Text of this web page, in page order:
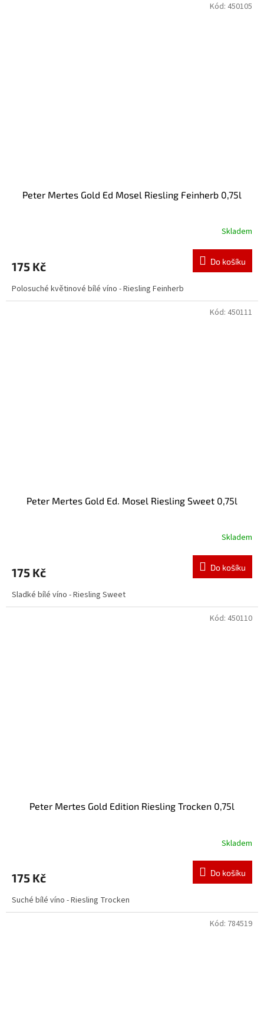
Peter Mertes Gold Ed Mosel Riesling Feinherb 0,75l
Skladem
175 Kč Do košíku
Polosuché květinové bílé víno - Riesling Feinherb
Kód: 450105
Peter Mertes Gold Ed. Mosel Riesling Sweet 0,75l
Skladem
175 Kč Do košíku
Sladké bílé víno - Riesling Sweet
Kód: 450111
Peter Mertes Gold Edition Riesling Trocken 0,75l
Skladem
175 Kč Do košíku
Suché bílé víno - Riesling Trocken
Kód: 450110
Kód: 784519